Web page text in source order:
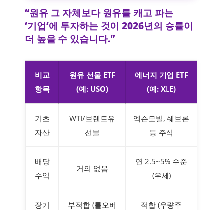
“원유 그 자체보다 원유를 캐고 파는
‘기업’에 투자하는 것이 2026년의 승률이
더 높을 수 있습니다.”
비교
항목
원유 선물 ETF
(예: USO)
에너지 기업 ETF
(예: XLE)
기초
자산
WTI/브렌트유
선물
엑슨모빌, 쉐브론
등 주식
배당
수익
거의 없음
연 2.5~5% 수준
(우세)
장기
부적합 (롤오버
적합 (우량주